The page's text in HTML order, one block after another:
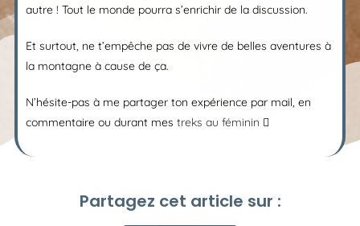
autre ! Tout le monde pourra s’enrichir de la discussion.
Et surtout, ne t’empêche pas de vivre de belles aventures à
la montagne à cause de ça.
N’hésite-pas à me partager ton expérience par mail, en
commentaire ou durant mes treks au féminin 
Partagez cet article sur :